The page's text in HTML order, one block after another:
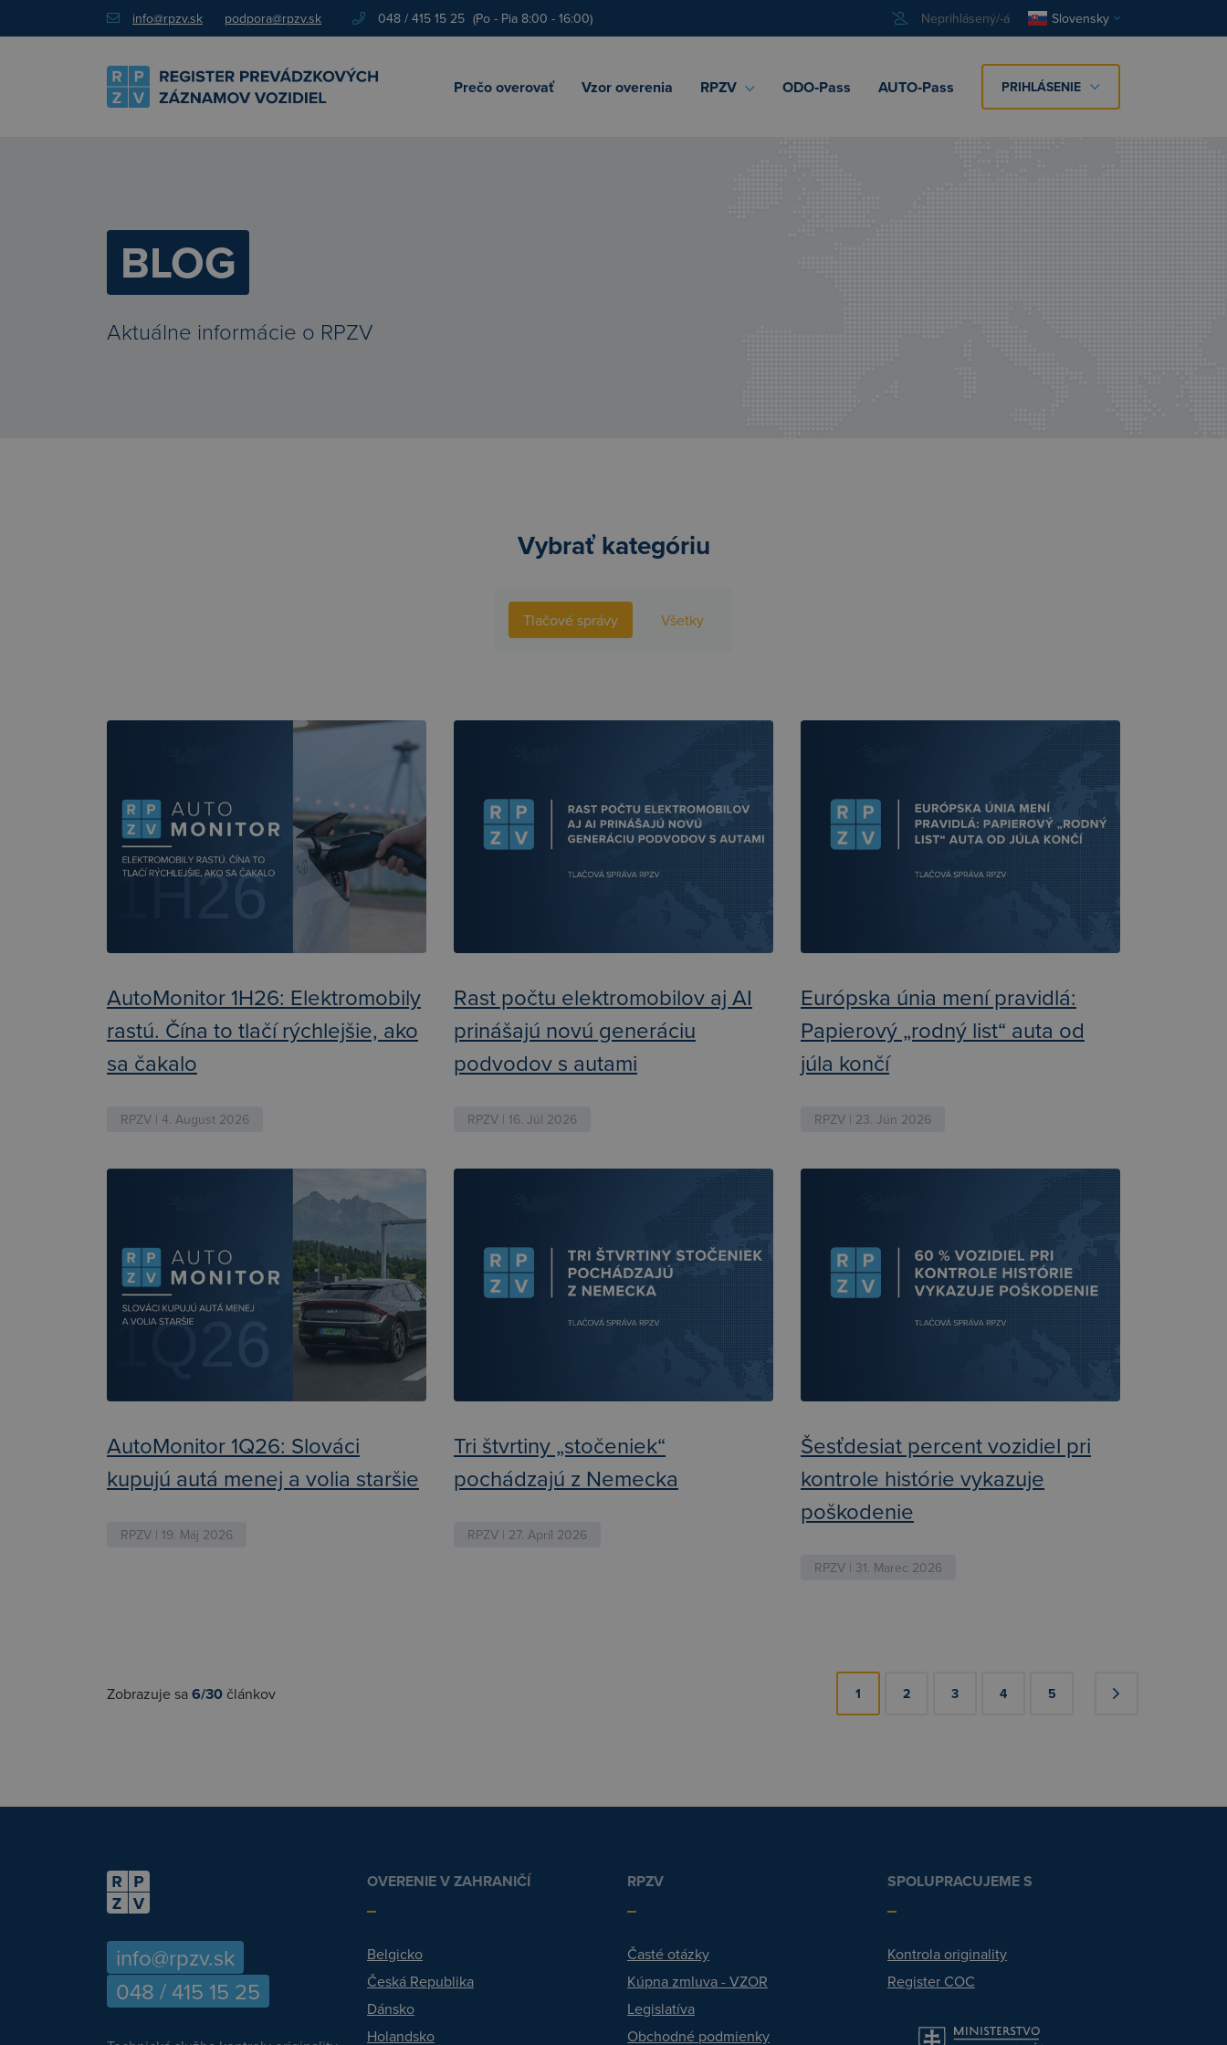
info@rpzv.sk podpora@rpzv.sk 048 / 415 15 25 (Po - Pia 8:00 - 16:00) Neprihlásený/-á Slovensky
Prečo overovať Vzor overenia RPZV ODO‑Pass AUTO‑Pass PRIHLÁSENIE
BLOG
Aktuálne informácie o RPZV
Vybrať kategóriu
Tlačové správy Všetky
AutoMonitor 1H26: Elektromobily
rastú. Čína to tlačí rýchlejšie, ako
sa čakalo
RPZV | 4. August 2026
Rast počtu elektromobilov aj AI
prinášajú novú generáciu
podvodov s autami
RPZV | 16. Júl 2026
Európska únia mení pravidlá:
Papierový „rodný list“ auta od
júla končí
RPZV | 23. Jún 2026
AutoMonitor 1Q26: Slováci
kupujú autá menej a volia staršie
RPZV | 19. Máj 2026
Tri štvrtiny „stočeniek“
pochádzajú z Nemecka
RPZV | 27. Apríl 2026
Šesťdesiat percent vozidiel pri
kontrole histórie vykazuje
poškodenie
RPZV | 31. Marec 2026
Zobrazuje sa6/30 článkov 1 2 3 4 5
info@rpzv.sk
048 / 415 15 25
OVERENIE V ZAHRANIČÍ
Belgicko
Česká Republika
Dánsko
Holandsko
RPZV
Časté otázky
Kúpna zmluva - VZOR
Legislatíva
Obchodné podmienky
SPOLUPRACUJEME S
Kontrola originality
Register COC